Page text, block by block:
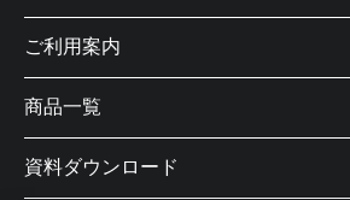
ご利用案内
商品一覧
資料ダウンロード